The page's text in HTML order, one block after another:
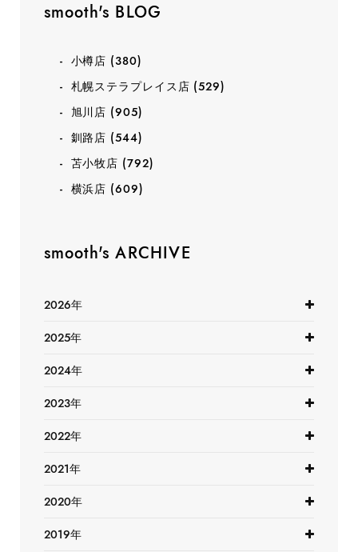
smooth's BLOG
小樽店 (380)
札幌ステラプレイス店 (529)
旭川店 (905)
釧路店 (544)
苫小牧店 (792)
横浜店 (609)
smooth's ARCHIVE
2026年
2025年
2024年
2023年
2022年
2021年
2020年
2019年